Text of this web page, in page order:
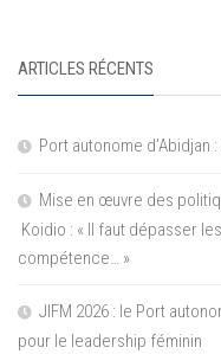
ARTICLES RÉCENTS
Port autonome
Mise en œuvre des
Koidio : « Il faut dépasser
compétence… »
JIFM 2026 : le Port
pour le leadership féminin